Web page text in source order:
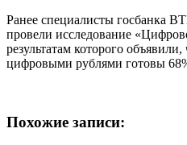
Ранее специалисты госбанка
провели исследование
результатам которого
цифровыми рублями готовы
Похожие записи: